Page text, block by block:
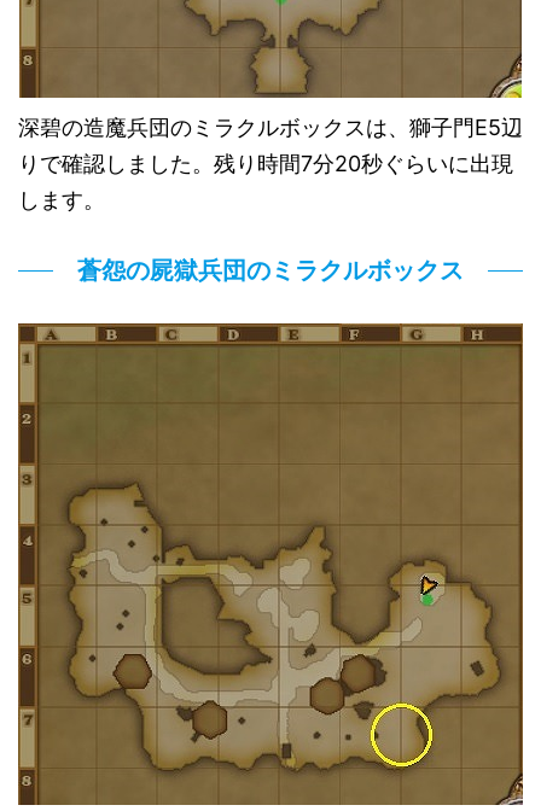
深碧の造魔兵団のミラクルボックスは、獅子門E5辺
りで確認しました。残り時間7分20秒ぐらいに出現
します。
蒼怨の屍獄兵団のミラクルボックス